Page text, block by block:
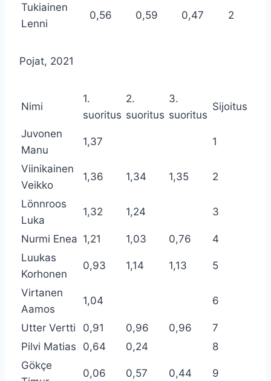
Tukiainen
Lenni
0,56 0,59 0,47 2
Pojat, 2021
Nimi
1.
suoritus
2.
suoritus
3.
suoritus
Sijoitus
Juvonen
Manu
1,37 1
Viinikainen
Veikko
1,36 1,34 1,35 2
Lönnroos
Luka
1,32 1,24 3
Nurmi Enea 1,21 1,03 0,76
4
Luukas
Korhonen
0,93 1,14 1,13 5
Virtanen
Aamos
1,04 6
Utter Vertti 0,91 0,96 0,96
7
Pilvi Matias
0,64 0,24
8
Gökçe
0,06 0,57 0,44 9